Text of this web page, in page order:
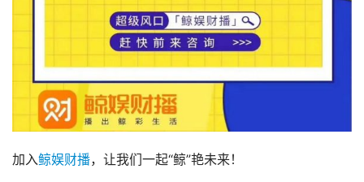
加入鲸娱财播，让我们一起“鲸”艳未来！